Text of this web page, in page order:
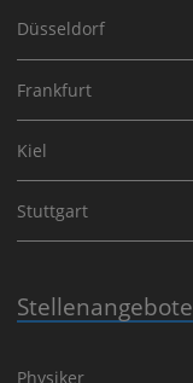
Düsseldorf
Frankfurt
Kiel
Stuttgart
Stellenangebote
Physiker